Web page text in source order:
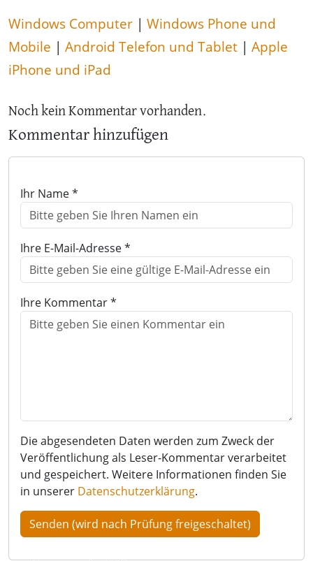
Windows Computer | Windows Phone und
Mobile | Android Telefon und Tablet | Apple
iPhone und iPad
Noch kein Kommentar vorhanden.
Kommentar hinzufügen
Ihr Name *
Ihre E-Mail-Adresse *
Ihre Kommentar *
Die abgesendeten Daten werden zum Zweck der
Veröffentlichung als Leser-Kommentar verarbeitet
und gespeichert. Weitere Informationen finden Sie
in unserer Datenschutzerklärung.